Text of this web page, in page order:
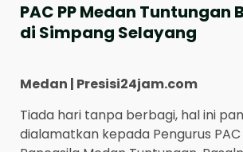
PAC PP Medan Tuntungan
di Simpang Selayang
Medan | Presisi24jam.com
Tiada hari tanpa berbagi, hal ini
dialamatkan kepada Pengurus